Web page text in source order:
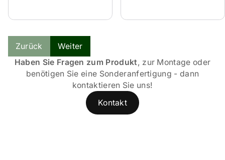
Zurück
Weiter
Haben Sie Fragen zum Produkt, zur Montage oder
benötigen Sie eine Sonderanfertigung - dann
kontaktieren Sie uns!
Kontakt